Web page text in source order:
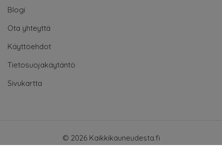
Blogi
Ota yhteyttä
Käyttöehdot
Tietosuojakäytäntö
Sivukartta
© 2026 Kaikkikauneudesta.fi